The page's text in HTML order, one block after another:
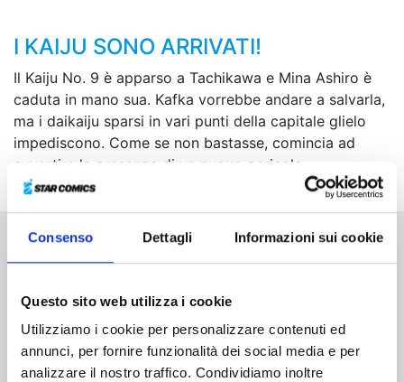
Consenso Dettagli Informazioni sui cookie
Questo sito web utilizza i cookie
Utilizziamo i cookie per personalizzare contenuti ed
annunci, per fornire funzionalità dei social media e per
analizzare il nostro traffico. Condividiamo inoltre
I KAIJU SONO ARRIVATI!
Il Kaiju No. 9 è apparso a Tachikawa e Mina Ashiro è
caduta in mano sua. Kafka vorrebbe andare a salvarla,
ma i daikaiju sparsi in vari punti della capitale glielo
impediscono. Come se non bastasse, comincia ad
avvertire la presenza di un nuovo pericolo...
Altri volumi della serie